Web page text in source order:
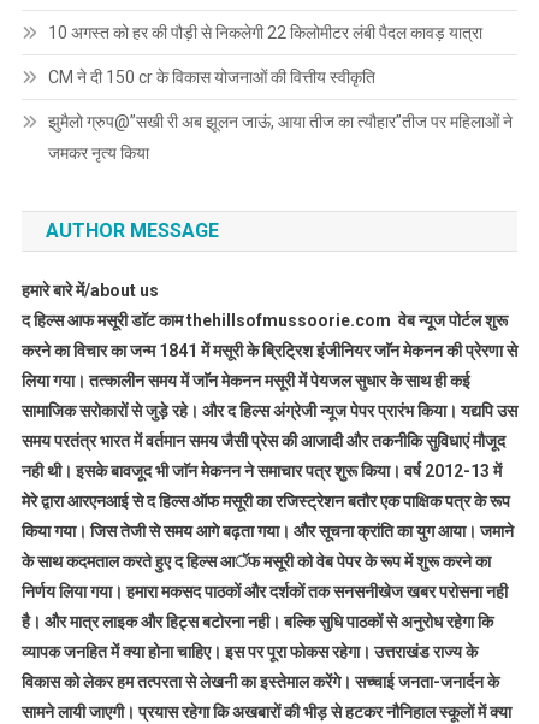
10 अगस्त को हर की पौड़ी से निकलेगी 22 किलोमीटर लंबी पैदल कावड़ यात्रा
CM ने दी 150 cr के विकास योजनाओं की वित्तीय स्वीकृति
झुमैलो ग्रुप@”सखी री अब झूलन जाऊं, आया तीज का त्यौहार”तीज पर महिलाओं ने
जमकर नृत्य किया
AUTHOR MESSAGE
हमारे बारे में/about us
द हिल्स आफ मसूरी डाॅट काम thehillsofmussoorie.com वेब न्यूज पोर्टल शुरू
करने का विचार का जन्म 1841 में मसूरी के ब्रिट्रिश इंजीनियर जाॅन मेकनन की प्रेरणा से
लिया गया। तत्कालीन समय में जाॅन मेकनन मसूरी में पेयजल सुधार के साथ ही कई
सामाजिक सरोकारों से जुड़े रहे। और द हिल्स अंग्रेजी न्यूज पेपर प्रारंभ किया। यद्यपि उस
समय परतंत्र भारत में वर्तमान समय जैसी प्रेस की आजादी और तकनीकि सुविधाएं मौजूद
नही थी। इसके बावजूद भी जाॅन मेकनन ने समाचार पत्र शुरू किया। वर्ष 2012-13 में
मेरे द्वारा आरएनआई से द हिल्स ऑफ मसूरी का रजिस्ट्रेशन बतौर एक पाक्षिक पत्र के रूप
किया गया। जिस तेजी से समय आगे बढ़ता गया। और सूचना क्रांति का युग आया। जमाने
के साथ कदमताल करते हुए द हिल्स आॅफ मसूरी को वेब पेपर के रूप में शुरू करने का
निर्णय लिया गया। हमारा मकसद पाठकों और दर्शकों तक सनसनीखेज खबर परोसना नही
है। और मात्र लाइक और हिट्स बटोरना नही। बल्कि सुधि पाठकों से अनुरोध रहेगा कि
व्यापक जनहित में क्या होना चाहिए। इस पर पूरा फोकस रहेगा। उत्तराखंड राज्य के
विकास को लेकर हम तत्परता से लेखनी का इस्तेमाल करेंगे। सच्चाई जनता-जनार्दन के
सामने लायी जाएगी। प्रयास रहेगा कि अखबारों की भीड़ से हटकर नौनिहाल स्कूलों में क्या